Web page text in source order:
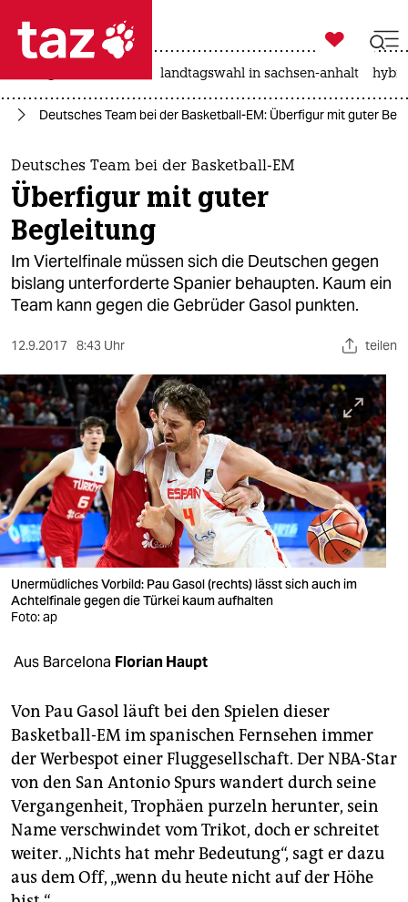
 taz zahl ich
taz zahl ich
themen
politik
öko
gesellschaft
sport
berlin
nord
wahrheit
verlag
verlag
veranstaltungen
unterstützen
abo
genossenschaft
epaper login

taz zahl ich
landtagswahl in sachsen-anhalt
Deutsches Team bei der Basketball-EM: Überfigur mit guter
Deutsches Team bei der Basketball-EM
Überfigur mit guter
Begleitung
Im Viertelfinale müssen sich die Deutschen gegen
bislang unterforderte Spanier behaupten. Kaum ein
Team kann gegen die Gebrüder Gasol punkten.
12.9.2017 8:43 Uhr teilen
Unermüdliches Vorbild: Pau Gasol (rechts) lässt sich auch im
Achtelfinale gegen die Türkei kaum aufhalten
Foto: ap
Aus Barcelona Florian Haupt
Von Pau Gasol läuft bei den Spielen dieser
Basketball-EM im spanischen Fernsehen immer
der Werbespot einer Fluggesellschaft. Der NBA-Star
von den San Antonio Spurs wandert durch seine
Vergangenheit, Trophäen purzeln herunter, sein
Name verschwindet vom Trikot, doch er schreitet
weiter. „Nichts hat mehr Bedeutung“, sagt er dazu
aus dem Off, „wenn du heute nicht auf der Höhe